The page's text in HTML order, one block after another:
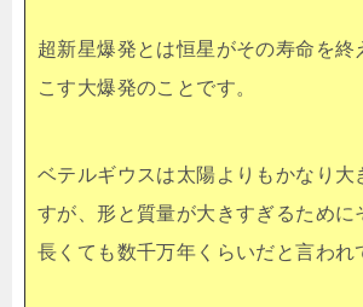
超新星爆発とは恒星がその寿命を終
こす大爆発のことです。
ベテルギウスは太陽よりもかなり大
すが、形と質量が大きすぎるために
長くても数千万年くらいだと言われ